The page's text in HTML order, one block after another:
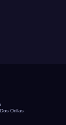
Orillas